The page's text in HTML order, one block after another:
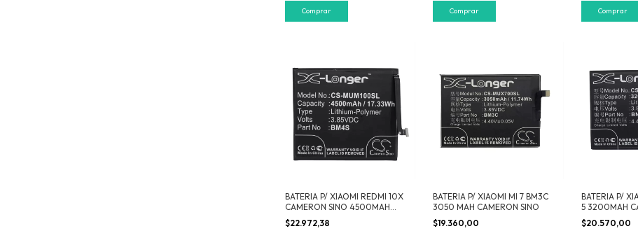
BATERIA P/ XIAOMI REDMI 10X
CAMERON SINO 4500MAH
BM4S
$22.972,38
BATERIA P/ XIAOMI MI 7 BM3C
3050 MAH CAMERON SINO
$19.360,00
BATERIA P/
5 3200MAH
$20.570,00